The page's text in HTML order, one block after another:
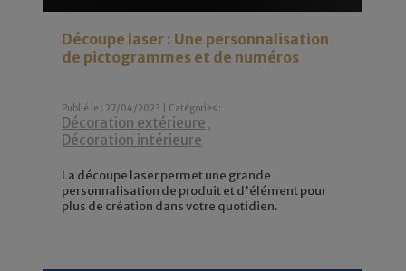
Découpe laser : Une personnalisation
de pictogrammes et de numéros
Publié le : 27/04/2023 | Catégories :
Décoration extérieure
Décoration intérieure
La découpe laser permet une grande
personnalisation de produit et d'élément pour
plus de création dans votre quotidien.